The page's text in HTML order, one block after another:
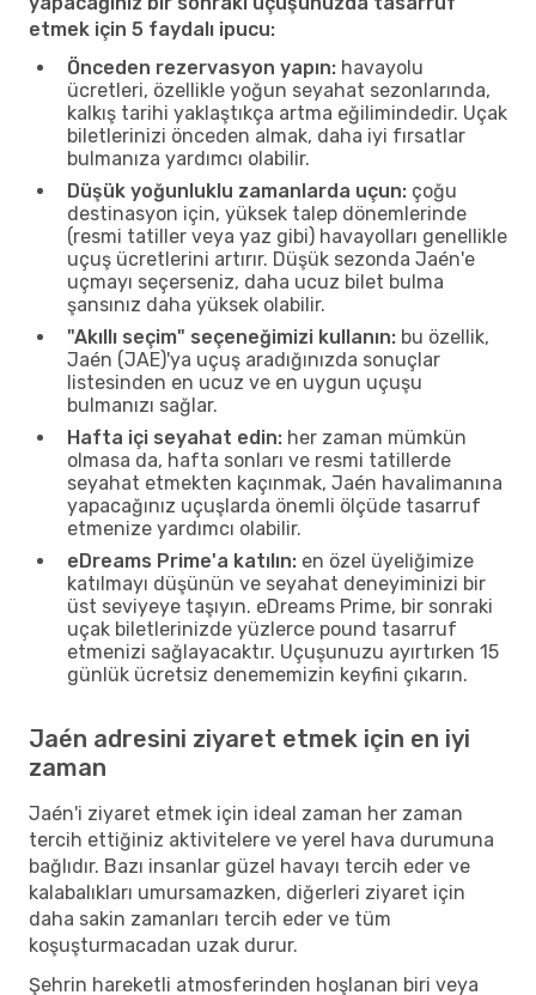
etmek için 5 faydalı ipucu:
Önceden rezervasyon yapın: havayolu
ücretleri, özellikle yoğun seyahat sezonlarında,
kalkış tarihi yaklaştıkça artma eğilimindedir. Uçak
biletlerinizi önceden almak, daha iyi fırsatlar
bulmanıza yardımcı olabilir.
Düşük yoğunluklu zamanlarda uçun: çoğu
destinasyon için, yüksek talep dönemlerinde
(resmi tatiller veya yaz gibi) havayolları genellikle
uçuş ücretlerini artırır. Düşük sezonda Jaén'e
uçmayı seçerseniz, daha ucuz bilet bulma
şansınız daha yüksek olabilir.
"Akıllı seçim" seçeneğimizi kullanın: bu özellik,
Jaén (JAE)'ya uçuş aradığınızda sonuçlar
listesinden en ucuz ve en uygun uçuşu
bulmanızı sağlar.
Hafta içi seyahat edin: her zaman mümkün
olmasa da, hafta sonları ve resmi tatillerde
seyahat etmekten kaçınmak, Jaén havalimanına
yapacağınız uçuşlarda önemli ölçüde tasarruf
etmenize yardımcı olabilir.
eDreams Prime'a katılın: en özel üyeliğimize
katılmayı düşünün ve seyahat deneyiminizi bir
üst seviyeye taşıyın. eDreams Prime, bir sonraki
uçak biletlerinizde yüzlerce pound tasarruf
etmenizi sağlayacaktır. Uçuşunuzu ayırtırken 15
günlük ücretsiz denememizin keyfini çıkarın.
Jaén adresini ziyaret etmek için en iyi
zaman
Jaén'i ziyaret etmek için ideal zaman her zaman
tercih ettiğiniz aktivitelere ve yerel hava durumuna
bağlıdır. Bazı insanlar güzel havayı tercih eder ve
kalabalıkları umursamazken, diğerleri ziyaret için
daha sakin zamanları tercih eder ve tüm
koşuşturmacadan uzak durur.
Şehrin hareketli atmosferinden hoşlanan biri veya